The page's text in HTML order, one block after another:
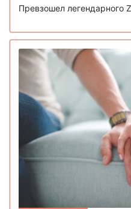
Превзошел легендарного